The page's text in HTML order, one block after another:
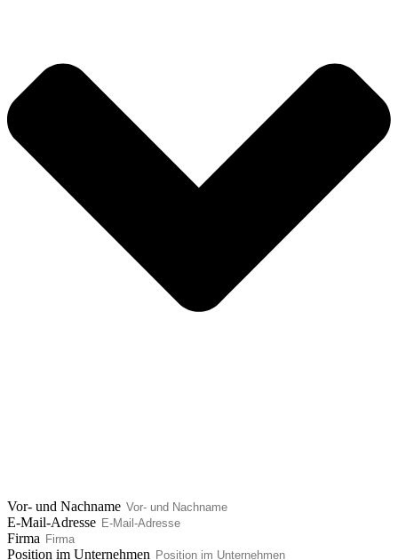
Vor- und Nachname
E-Mail-Adresse
Firma
Position im Unternehmen